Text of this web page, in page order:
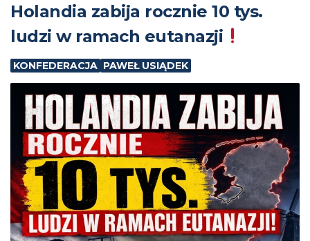
Holandia zabija rocznie 10 tys.
ludzi w ramach eutanazji
KONFEDERACJA PAWEŁ USIĄDEK